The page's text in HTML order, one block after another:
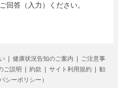
回答（入力）ください。
健康状況告知のご案内
ご注意事
ご説明
約款 サイト利用規約
勧
シーポリシー）